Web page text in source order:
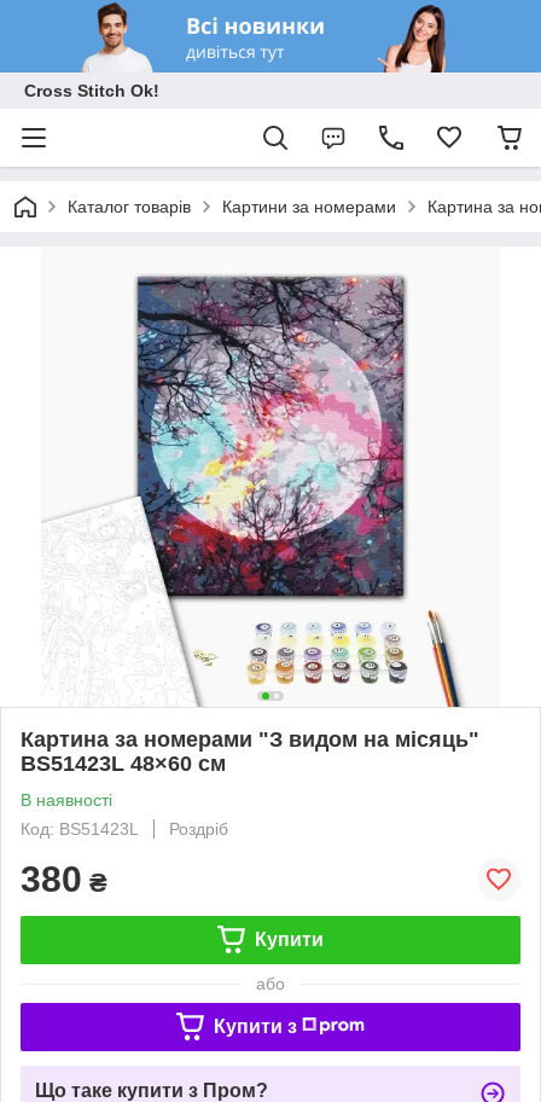
Cross Stitch Ok!
Каталог товарів Картини за номерами Картина за
Картина за номерами "З видом на місяць"
BS51423L 48×60 см
В наявності
Код: BS51423L
Роздріб
380 ₴
Купити
або
Купити з
Що таке купити з Пром?